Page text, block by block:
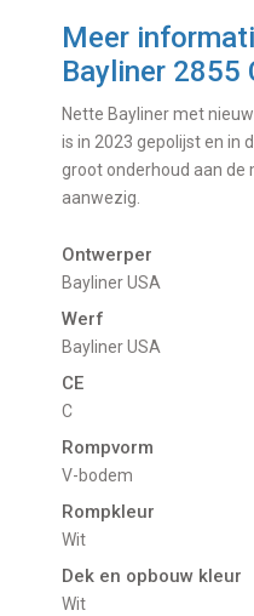
Meer
Bayliner 2855
Nette Bayliner met
is in 2023 gepolijst en in
groot onderhoud aan
aanwezig.
Ontwerper
Bayliner USA
Werf
Bayliner USA
CE
C
Rompvorm
V-bodem
Rompkleur
Wit
Dek en opbouw kleur
Wit